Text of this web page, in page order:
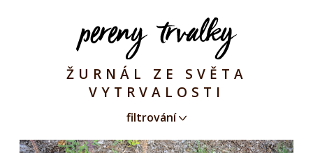
filtrování
ŽURNÁL ZE SVĚTA
VYTRVALOSTI